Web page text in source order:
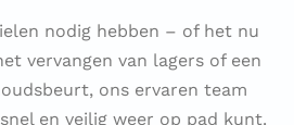
nodig hebben – of het nu
vervangen van lagers of een
ons ervaren team
en veilig weer op pad kunt.